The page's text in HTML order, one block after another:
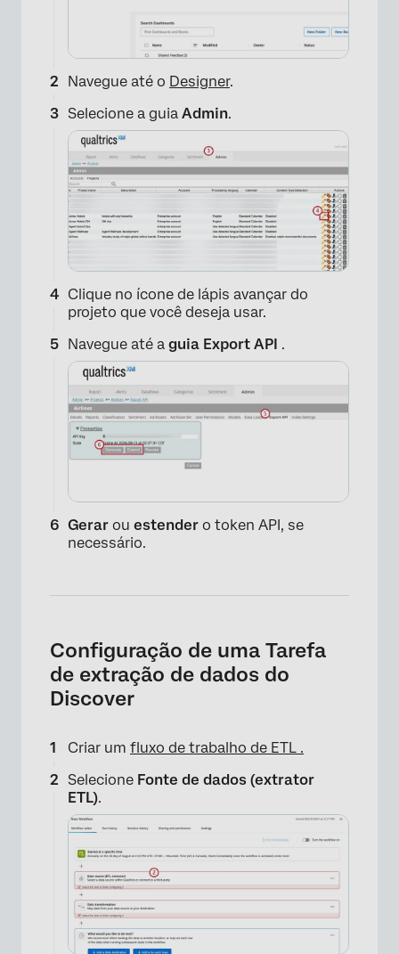
Navegue até o Designer.
Selecione a guia Admin.
Clique no ícone de lápis avançar do
projeto que você deseja usar.
Navegue até a guia Export API .
Gerar ou estender o token API, se
necessário.
Configuração de uma Tarefa
de extração de dados do
Discover
Criar um fluxo de trabalho de ETL .
Selecione Fonte de dados (extrator
ETL).